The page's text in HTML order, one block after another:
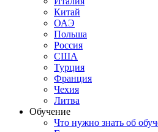
Китай
ОАЭ
Польша
Россия
США
Турция
Франция
Чехия
Литва
Обучение
Что нужно знать об